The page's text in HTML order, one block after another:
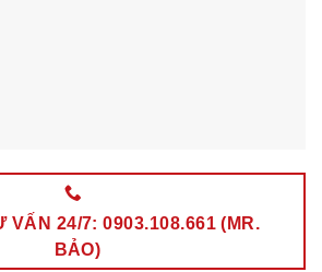
VẤN 24/7: 0903.108.661 (MR.
BẢO)